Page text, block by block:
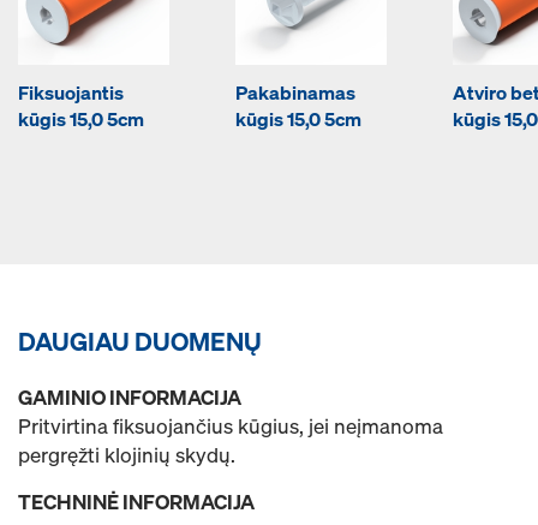
Fiksuojantis
kūgis 15,0 5cm
Pakabinamas
kūgis 15,0 5cm
Atviro
kūgis
DAUGIAU DUOMENŲ
GAMINIO INFORMACIJA
Pritvirtina fiksuojančius kūgius, jei neįmanoma
pergręžti klojinių skydų.
TECHNINĖ INFORMACIJA